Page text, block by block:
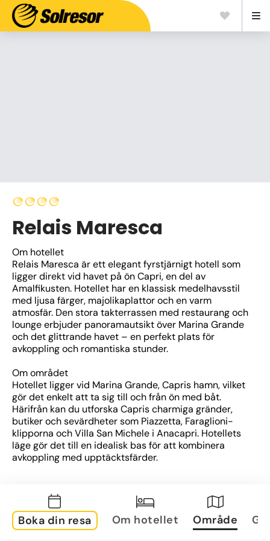
Relais Maresca
Om hotellet
Relais Maresca är ett elegant fyrstjärnigt hotell som
ligger direkt vid havet på ön Capri, en del av
Amalfikusten. Hotellet har en klassisk medelhavsstil
med ljusa färger, majolikaplattor och en varm
atmosfär. Den stora takterrassen med restaurang och
lounge erbjuder panoramautsikt över Marina Grande
och det glittrande havet – en perfekt plats för
avkoppling och romantiska stunder.
Om området
Hotellet ligger vid Marina Grande, Capris hamn, vilket
gör det enkelt att ta sig till och från ön med båt.
Härifrån kan du utforska Capris charmiga gränder,
butiker och sevärdheter som Piazzetta, Faraglioni-
klipporna och Villa San Michele i Anacapri. Hotellets
läge gör det till en idealisk bas för att kombinera
avkoppling med upptäcktsfärder.
Rummen är ljusa och klassiskt inredda med
traditionella keramikgolv och medelhavsinspirerade
detaljer. Många har balkong eller terrass med
havsutsikt. Alla rum är utrustade med
Boka din resa Om hotellet Område